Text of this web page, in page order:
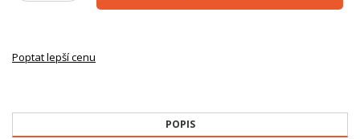
Poptat lepší cenu
POPIS